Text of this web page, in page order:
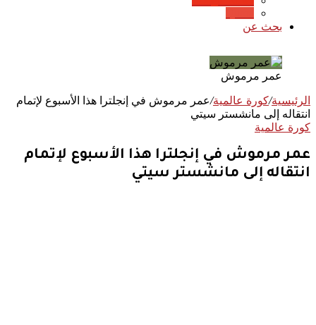
بحث عن
عمر مرموش
الرئيسية/كورة عالمية/عمر مرموش في إنجلترا هذا الأسبوع لإتمام
انتقاله إلى مانشستر سيتي
كورة عالمية
عمر مرموش في إنجلترا هذا الأسبوع لإتمام
انتقاله إلى مانشستر سيتي